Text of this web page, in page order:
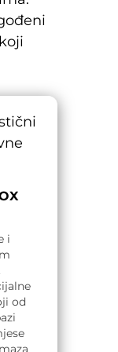
i
od